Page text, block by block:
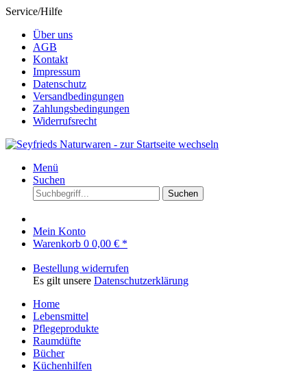
Service/Hilfe
Über uns
AGB
Kontakt
Impressum
Datenschutz
Versandbedingungen
Zahlungsbedingungen
Widerrufsrecht
Menü
Suchen
Suchen
Mein Konto
Warenkorb 0 0,00 € *
Bestellung widerrufen
Es gilt unsere Datenschutzerklärung
Home
Lebensmittel
Pflegeprodukte
Raumdüfte
Bücher
Küchenhilfen